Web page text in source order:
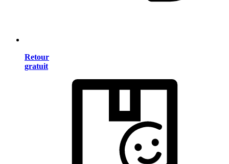
Retour
gratuit